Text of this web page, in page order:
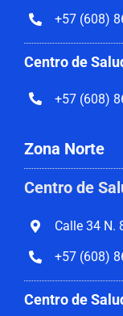
+57 (608)
Centro de
+57 (608)
Zona Norte
Centro de
Calle 34 N.
+57 (608)
Centro de